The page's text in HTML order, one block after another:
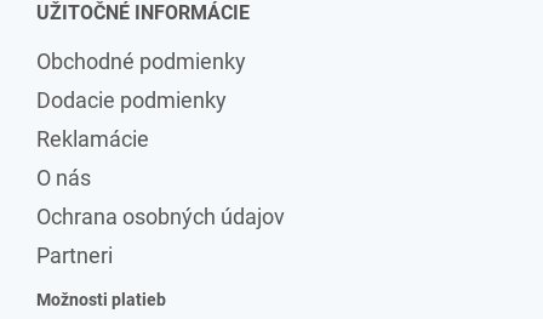
UŽITOČNÉ INFORMÁCIE
Obchodné podmienky
Dodacie podmienky
Reklamácie
O nás
Ochrana osobných údajov
Partneri
Možnosti platieb